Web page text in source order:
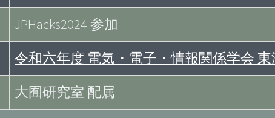
JPHacks2024 参加
令和六年度 電気・電子・情報関係学会
大囿研究室 配属